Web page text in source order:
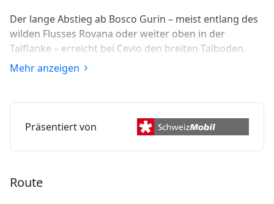
Der lange Abstieg ab Bosco Gurin – meist entlang des
wilden Flusses Rovana oder weiter oben in der
Talflanke – erreicht bei Cevio den breiten Talboden.
Flussaufwärts der Maggia folgend, endet die
Wanderung nach einem Abstecher zur historischen
Maggia aufteilt.
Mehr anzeigen
Präsentiert von
Route